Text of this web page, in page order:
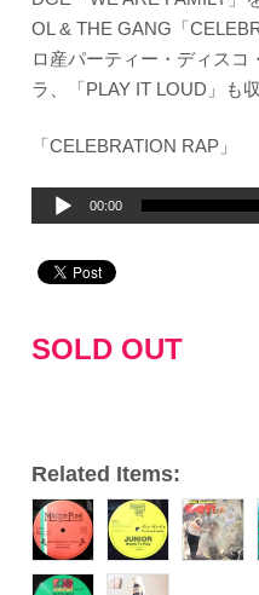
OL & THE GANG「
ロ産パーティー・ディスコ
ラ、「PLAY IT LOUD」も
「CELEBRATION RAP」
プ
ヤ
00:00
SOLD OUT
Related Items: